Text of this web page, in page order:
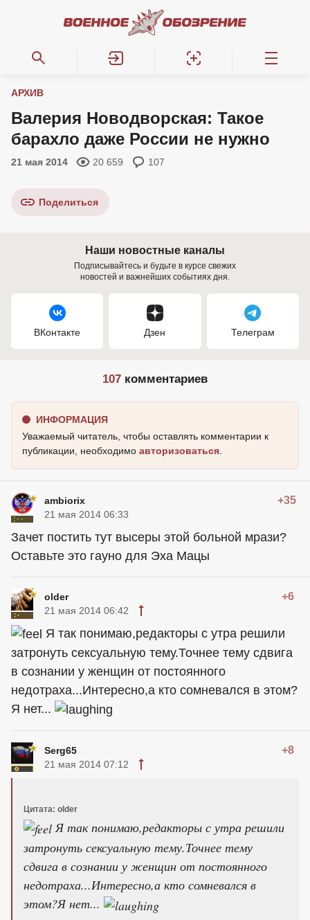
АРХИВ
Валерия Новодворская: Такое
барахло даже России не нужно
21 мая 2014 20 659 107
Поделиться
Наши новостные каналы
Подписывайтесь и будьте в курсе свежих
новостей и важнейших событиях дня.
ВКонтакте Дзен Телеграм
107 комментариев
ИНФОРМАЦИЯ
Уважаемый читатель, чтобы оставлять комментарии к
публикации, необходимо авторизоваться
ambiorix +35
21 мая 2014 06:33
Зачет постить тут высеры этой больной мрази?
Оставьте это гауно для Эха Мацы
older +6
21 мая 2014 06:42
Я так понимаю,редакторы с утра решили
затронуть сексуальную тему.Точнее тему сдвига
в сознании у женщин от постоянного
недотраха...Интересно,а кто сомневался в этом?
Я нет...
Serg65 +8
21 мая 2014 07:12
Цитата: older
Я так понимаю,редакторы с утра решили
затронуть сексуальную тему.Точнее тему
сдвига в сознании у женщин от постоянного
недотраха...Интересно,а кто сомневался в
этом?Я нет...